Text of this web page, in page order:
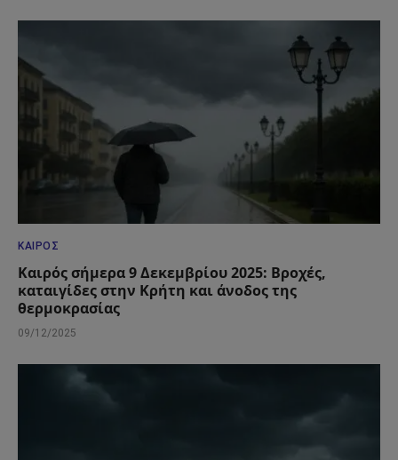
ΚΑΙΡΌΣ
Καιρός σήμερα 9 Δεκεμβρίου 2025: Βροχές,
καταιγίδες στην Κρήτη και άνοδος της
θερμοκρασίας
09/12/2025